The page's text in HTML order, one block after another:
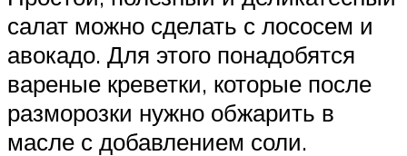
салат можно сделать с лососем и
авокадо. Для этого понадобятся
вареные креветки, которые после
разморозки нужно обжарить в
масле с добавлением соли.